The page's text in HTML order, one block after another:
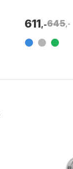
611,-645,-